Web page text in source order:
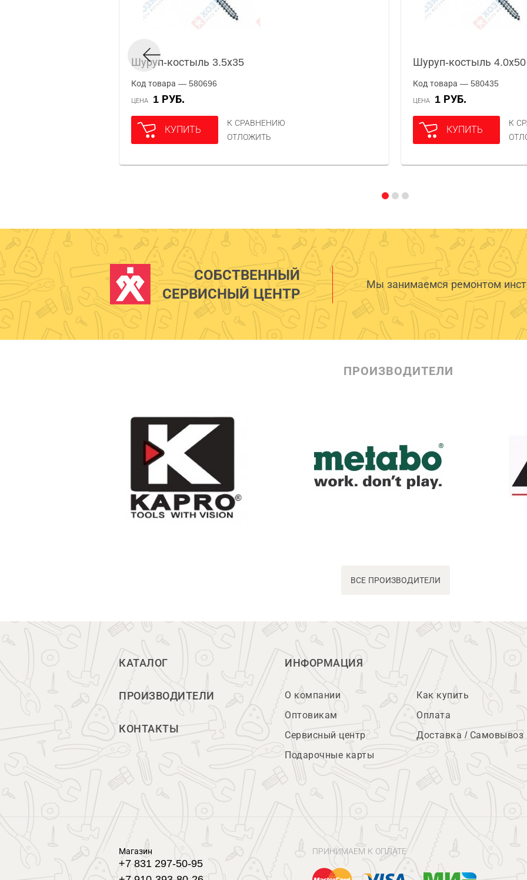
Шуруп-костыль 3.5х35
Код товара — 580696
ЦЕНА 1 РУБ.
КУПИТЬ
К СРАВНЕНИЮ
ОТЛОЖИТЬ
Шуруп-костыль 4.0х50
Код товара — 580435
ЦЕНА 1 РУБ.
КУПИТЬ
К
СОБСТВЕННЫЙ
СЕРВИСНЫЙ ЦЕНТР
Мы занимаемся ремонтом
ПРОИЗВОДИТЕЛИ
ВСЕ ПРОИЗВОДИТЕЛИ
КАТАЛОГ
ПРОИЗВОДИТЕЛИ
КОНТАКТЫ
ИНФОРМАЦИЯ
О компании
Оптовикам
Сервисный центр
Подарочные карты
Как купить
Оплата
Доставка / Самовывоз
Магазин
+7 831 297-50-95
ПРИНИМАЕМ К ОПЛАТЕ